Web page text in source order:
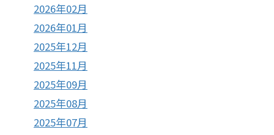
2026年02月
2026年01月
2025年12月
2025年11月
2025年09月
2025年08月
2025年07月